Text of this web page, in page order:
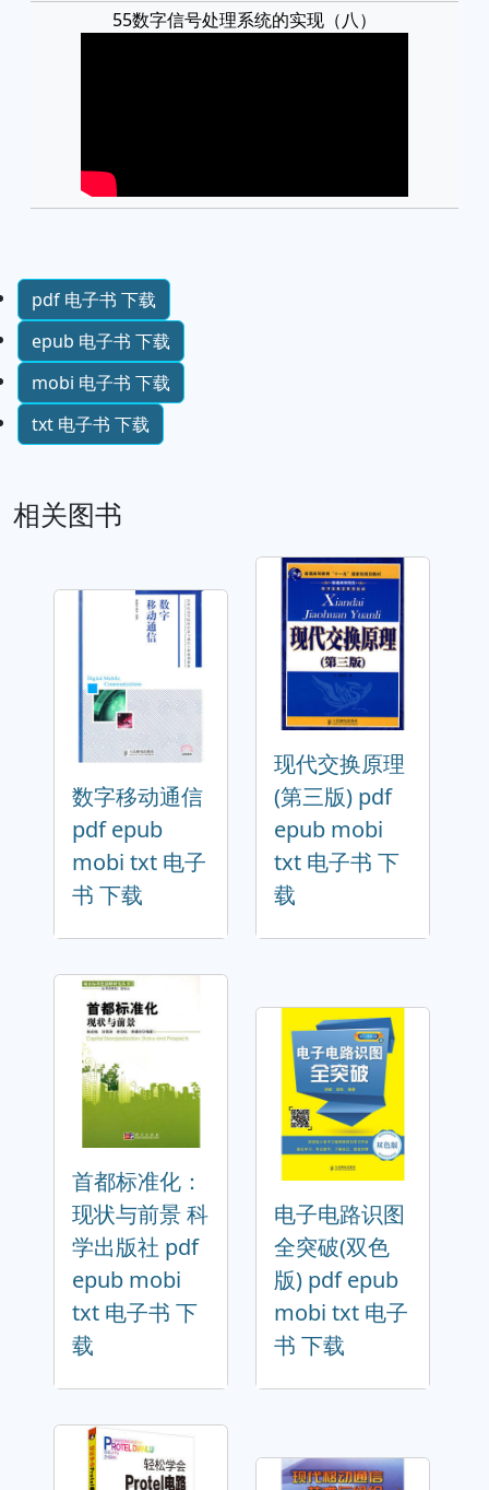
55数字信号处理系统的实现（八）
pdf 电子书 下载
epub 电子书 下载
mobi 电子书 下载
txt 电子书 下载
相关图书
数字移动通信
pdf epub
mobi txt 电子
书 下载
现代交换原理
(第三版) pdf
epub mobi
txt 电子书 下
载
首都标准化：
现状与前景 科
学出版社 pdf
epub mobi
txt 电子书 下
载
电子电路识图
全突破(双色
版) pdf epub
mobi txt 电子
书 下载